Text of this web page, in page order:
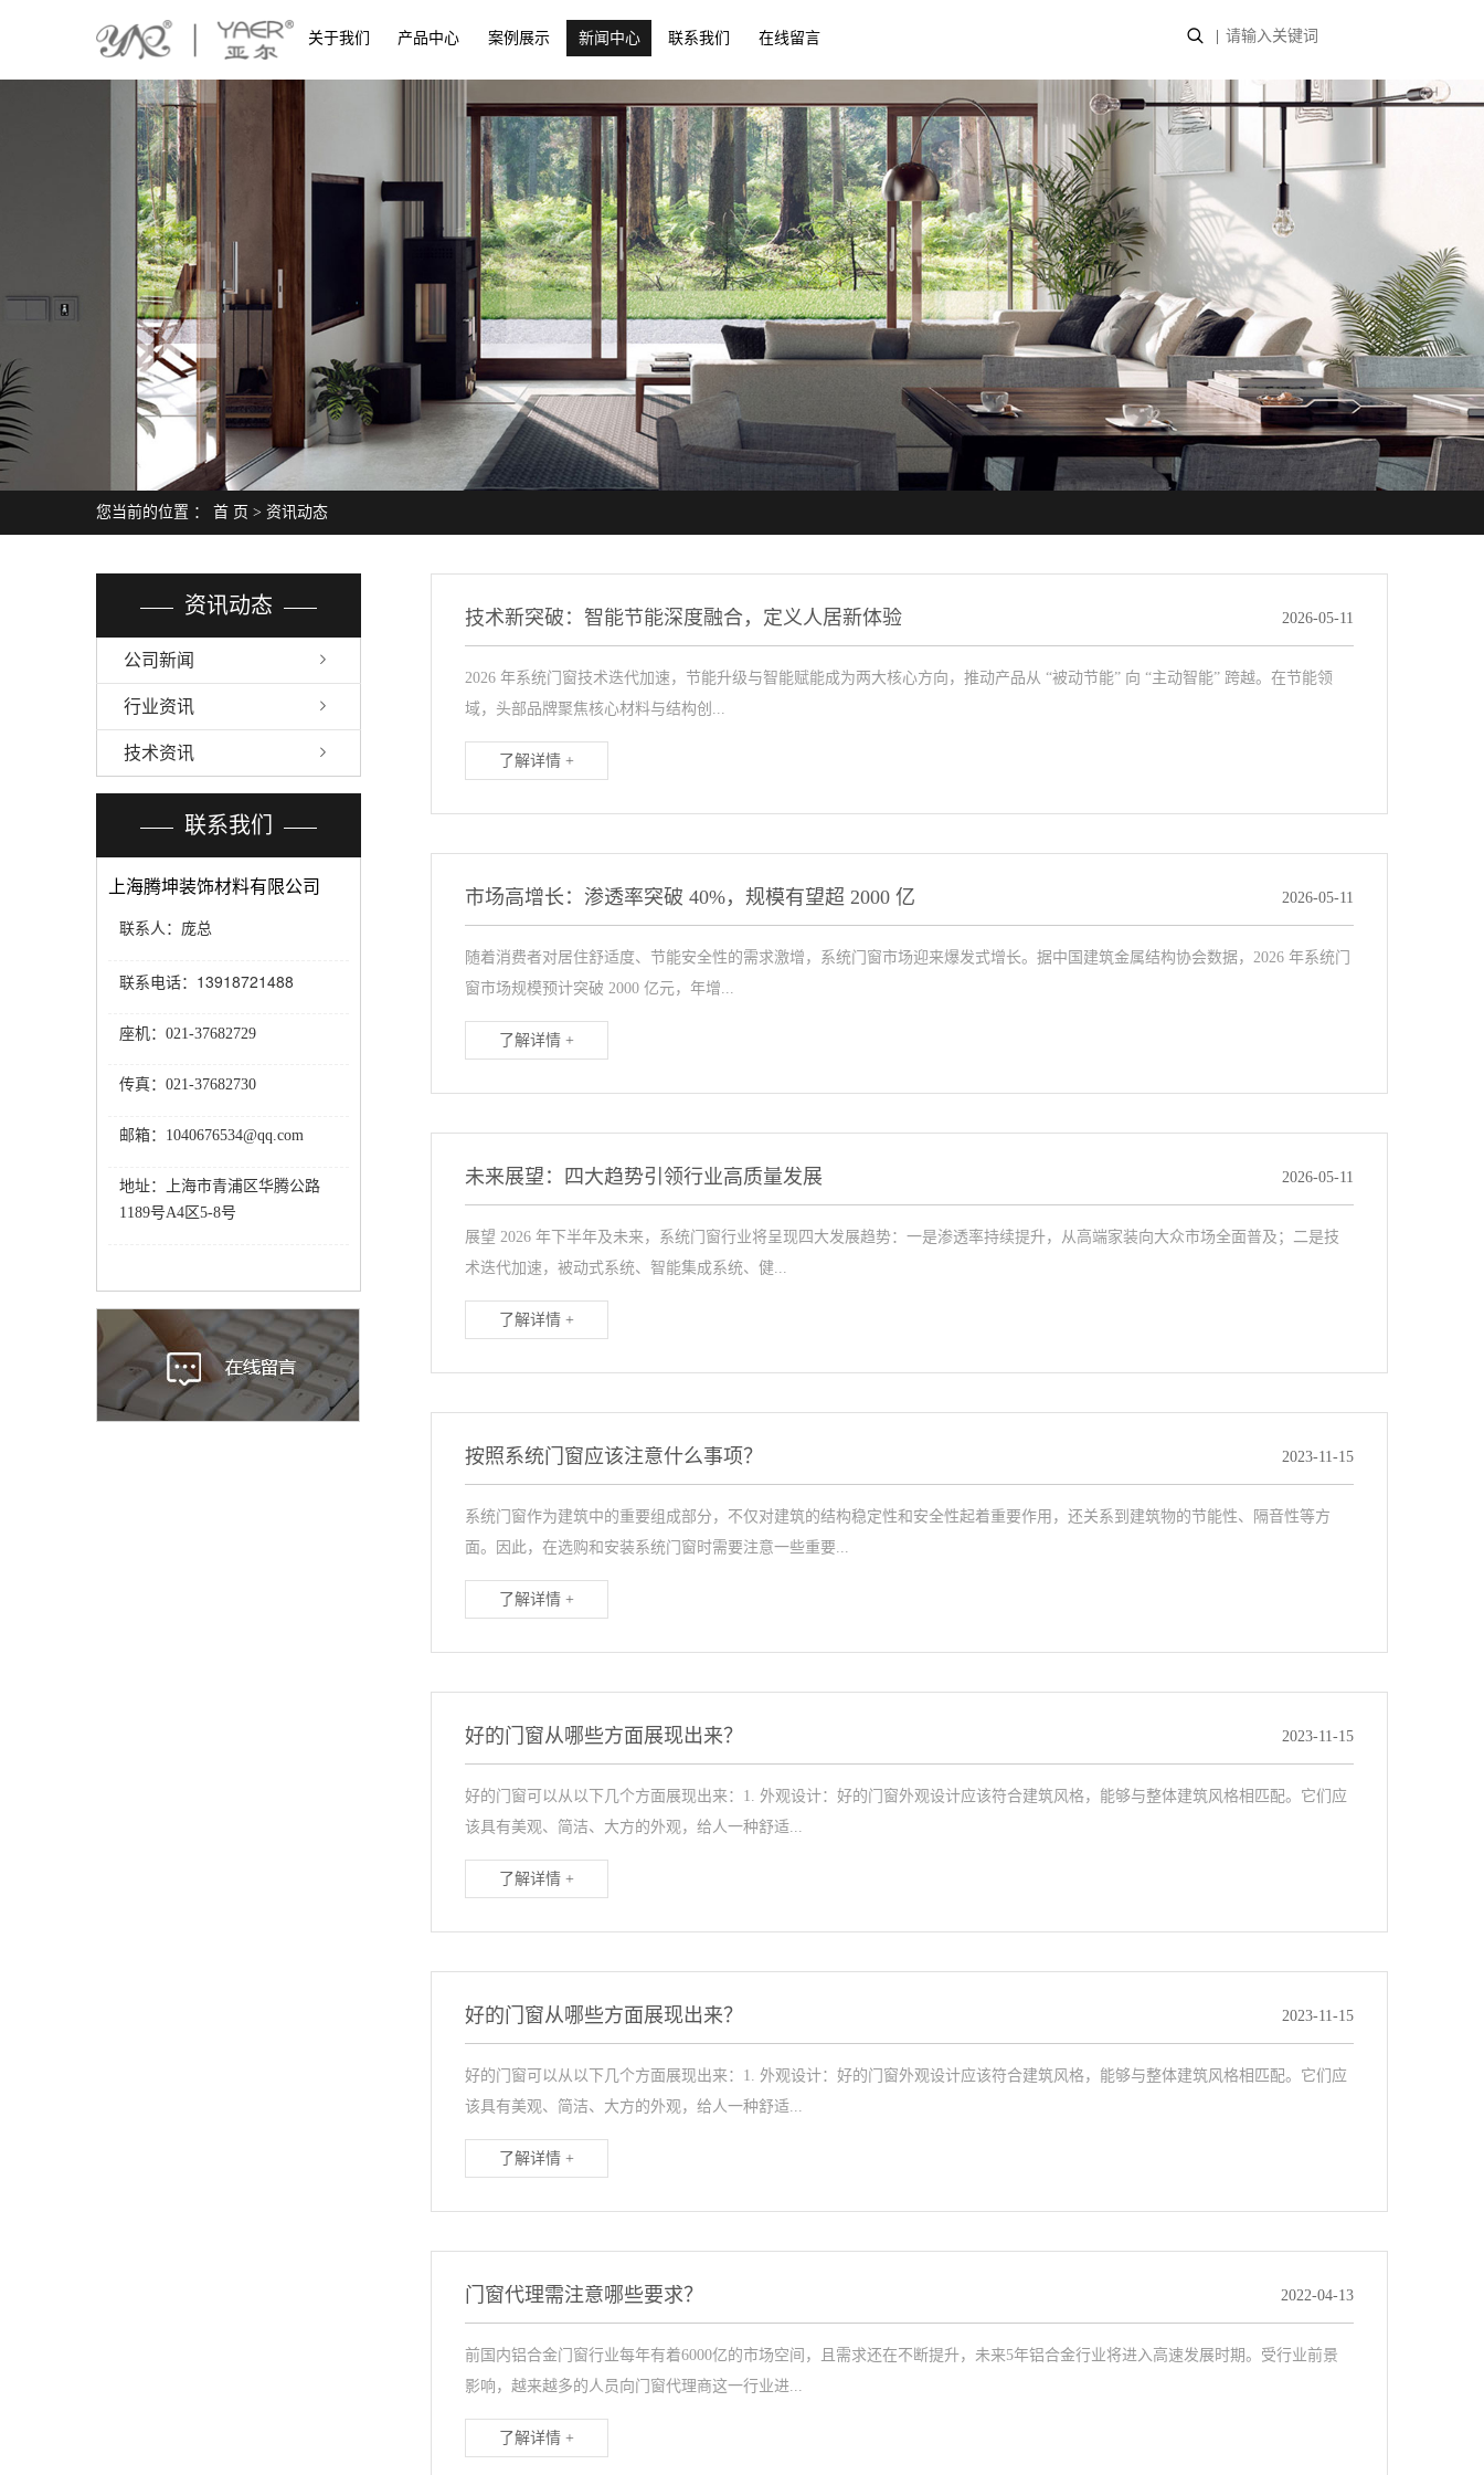
关于我们 产品中心 案例展示 新闻中心 联系我们 在线留言
您当前的位置 ： 首 页 > 资讯动态
资讯动态
公司新闻
行业资讯
技术资讯
联系我们
上海腾坤装饰材料有限公司
联系人：庞总
联系电话： 13918721488
座机：021-37682729
传真：021-37682730
邮箱：1040676534@qq.com
地址：上海市青浦区华腾公路
1189号A4区5-8号
技术新突破：智能节能深度融合，定义人居新体验 2026-05-11
2026 年系统门窗技术迭代加速，节能升级与智能赋能成为两大核心方向，推动产品从 “被动节能” 向 “主动智能” 跨越。在节能领
域，头部品牌聚焦核心材料与结构创...
了解详情 +
市场高增长：渗透率突破 40%，规模有望超 2000 亿 2026-05-11
随着消费者对居住舒适度、节能安全性的需求激增，系统门窗市场迎来爆发式增长。据中国建筑金属结构协会数据，2026 年系统门
窗市场规模预计突破 2000 亿元，年增...
了解详情 +
未来展望：四大趋势引领行业高质量发展 2026-05-11
展望 2026 年下半年及未来，系统门窗行业将呈现四大发展趋势：一是渗透率持续提升，从高端家装向大众市场全面普及；二是技
术迭代加速，被动式系统、智能集成系统、健...
了解详情 +
按照系统门窗应该注意什么事项？ 2023-11-15
系统门窗作为建筑中的重要组成部分，不仅对建筑的结构稳定性和安全性起着重要作用，还关系到建筑物的节能性、隔音性等方
面。因此，在选购和安装系统门窗时需要注意一些重要...
了解详情 +
好的门窗从哪些方面展现出来？ 2023-11-15
好的门窗可以从以下几个方面展现出来：1. 外观设计：好的门窗外观设计应该符合建筑风格，能够与整体建筑风格相匹配。它们应
该具有美观、简洁、大方的外观，给人一种舒适...
了解详情 +
好的门窗从哪些方面展现出来？ 2023-11-15
好的门窗可以从以下几个方面展现出来：1. 外观设计：好的门窗外观设计应该符合建筑风格，能够与整体建筑风格相匹配。它们应
该具有美观、简洁、大方的外观，给人一种舒适...
了解详情 +
门窗代理需注意哪些要求？ 2022-04-13
前国内铝合金门窗行业每年有着6000亿的市场空间，且需求还在不断提升，未来5年铝合金行业将进入高速发展时期。受行业前景
影响，越来越多的人员向门窗代理商这一行业进...
了解详情 +